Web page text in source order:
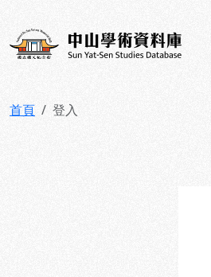
中山學術資料庫
首頁 登入